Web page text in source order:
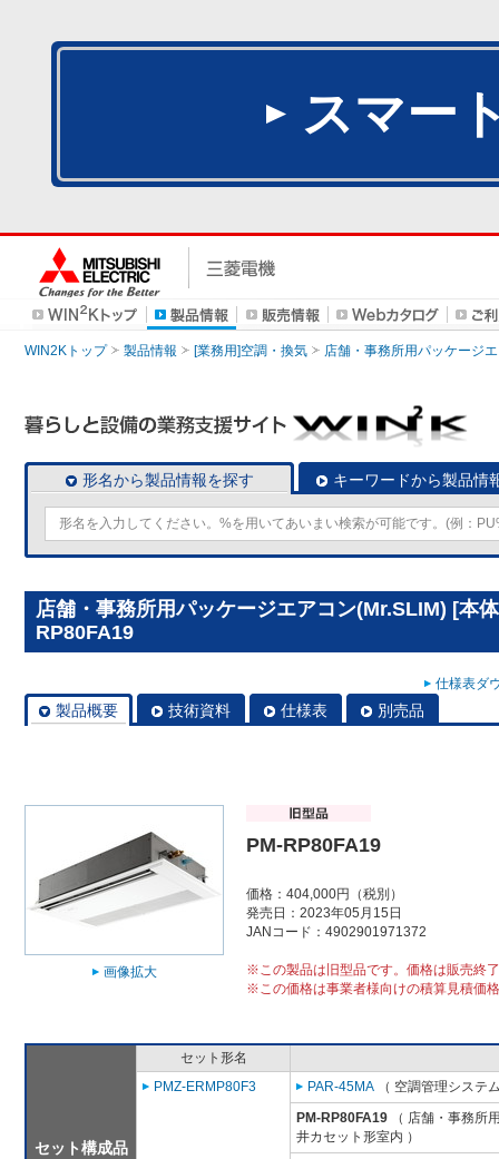
スマー
WIN2Kトップ 製品情報 [業務用]空調・換気 店舗・事務所用パッケージ
形名から製品情報を探す キーワードから製品情
店舗・事務所用パッケージエアコン(Mr.SLIM) [本
RP80FA19
仕様表ダ
製品概要 技術資料 仕様表 別売品
画像拡大
PM-RP80FA19
価格：404,000円（税別）
発売日：2023年05月15日
JANコード：4902901971372
※この製品は旧型品です。価格は販売終
※この価格は事業者様向けの積算見積価
セット構成品
セット形名
PMZ-ERMP80F3
PAR-45MA （ 空調管理システ
PM-RP80FA19 （ 店舗・事務所
井カセット形室内 ）